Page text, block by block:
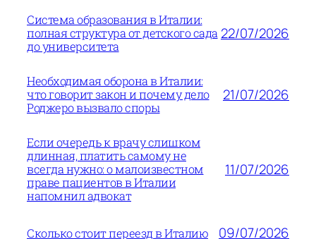
Система образования в Италии:
полная структура от детского сада
до университета
22/07/2026
Необходимая оборона в Италии:
что говорит закон и почему дело
Роджеро вызвало споры
21/07/2026
Если очередь к врачу слишком
длинная, платить самому не
всегда нужно: о малоизвестном
праве пациентов в Италии
напомнил адвокат
11/07/2026
Сколько стоит переезд в Италию 09/07/2026